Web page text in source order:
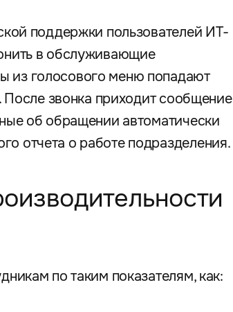
поддержки пользователей ИТ-
в обслуживающие
из голосового меню попадают
После звонка приходит сообщение
об обращении автоматически
отчета о работе подразделения.
по таким показателям, как: